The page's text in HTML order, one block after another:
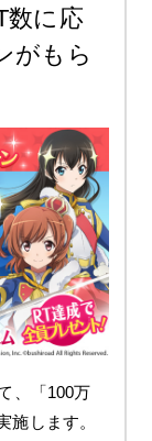
数に応
がもら
、「100万
施します。